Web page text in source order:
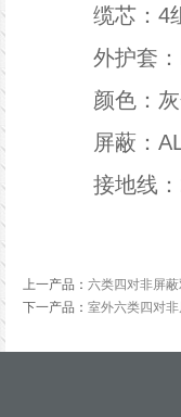
缆芯 ： 4
外护套 ：
颜色 ：
屏蔽 ：
接地线 ：
上一产品 ： 六类四对非屏
下一产品 ： 室外六类四对